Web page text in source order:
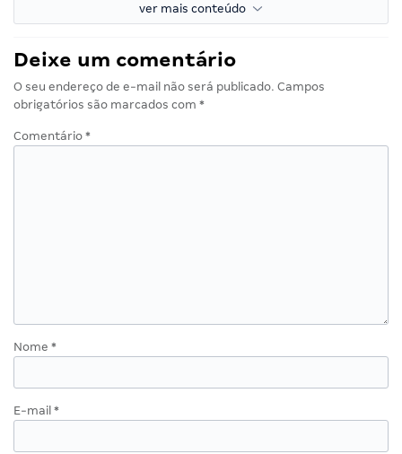
ver mais conteúdo
Deixe um comentário
O seu endereço de e-mail não será publicado. Campos
obrigatórios são marcados com *
Comentário *
Nome *
E-mail *